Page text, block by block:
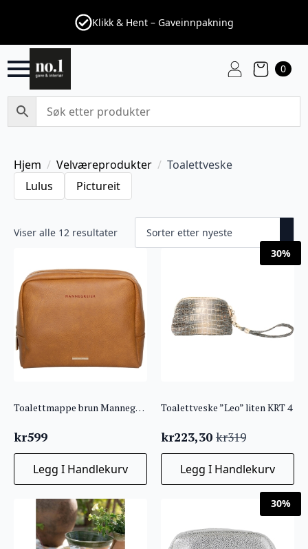
Klikk & Hent – Gaveinnpakning
0
Hjem Velværeprodukter
Toalettveske
Lulus
Pictureit
Viser alle 12 resultaterSortert
etter
Toalettmappe brun Mannegreier
kr599
Legg I Handlekurv
30%
Toalettveske ”Leo” liten KRT 4
kr319
Opprinnelig
pris
var:
kr319.
kr223,30
Nåværende
pris
kr223,30.
Legg I Handlekurv
30%